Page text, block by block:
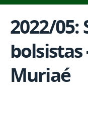
2022/05:
bolsistas
Muriaé